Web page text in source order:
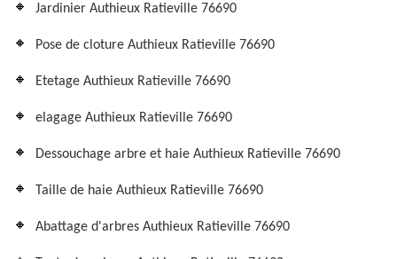
Jardinier Authieux Ratieville 76690
Pose de cloture Authieux Ratieville 76690
Etetage Authieux Ratieville 76690
elagage Authieux Ratieville 76690
Dessouchage arbre et haie Authieux Ratieville 76690
Taille de haie Authieux Ratieville 76690
Abattage d'arbres Authieux Ratieville 76690